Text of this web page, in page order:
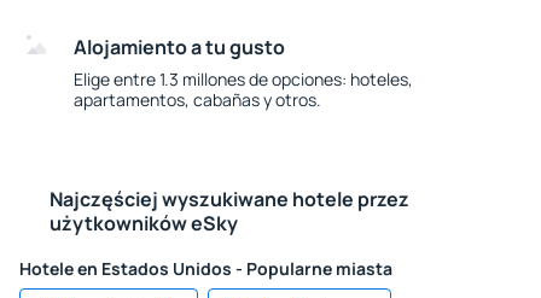
Alojamiento a tu gusto
Elige entre 1.3 millones de opciones: hoteles,
apartamentos, cabañas y otros.
Najczęściej wyszukiwane hotele przez
użytkowników eSky
Hotele en Estados Unidos - Popularne miasta